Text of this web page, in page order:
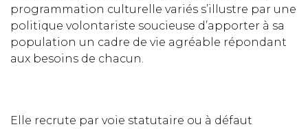
programmation culturelle variés s’illustre par une
politique volontariste soucieuse d’apporter à sa
population un cadre de vie agréable répondant
aux besoins de chacun.
Elle recrute par voie statutaire ou à défaut